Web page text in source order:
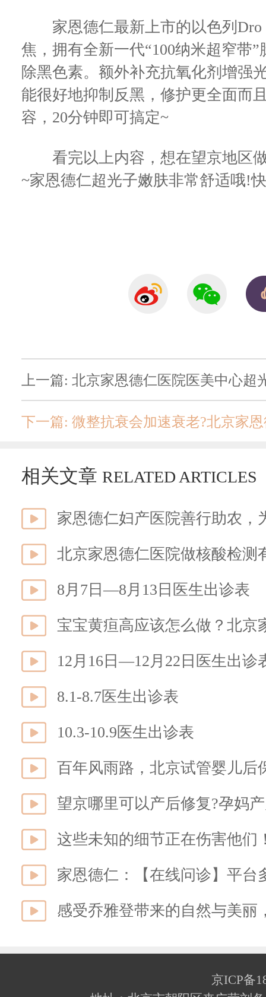
家恩德仁最新上市的以色列Dro
焦，拥有全新一代“100纳米超窄带
除黑色素。额外补充抗氧化剂增强
能很好地抑制反黑，修护更全面而
容，20分钟即可搞定~
看完以上内容，想在望京地区做
~家恩德仁超光子嫩肤非常舒适哦!
上一篇: 北京家恩德仁医院医美中心
下一篇: 微整抗衰会加速衰老?北京家
相关文章 RELATED ARTICLES
家恩德仁妇产医院善行助农，
北京家恩德仁医院做核酸检测
8月7日—8月13日医生出诊表
宝宝黄疸高应该怎么做？北京
12月16日—12月22日医生出诊
8.1-8.7医生出诊表
10.3-10.9医生出诊表
望京哪里可以产后修复?孕妈
这些未知的细节正在伤害他们
家恩德仁：【在线问诊】平台
感受乔雅登带来的自然与美丽
京ICP备